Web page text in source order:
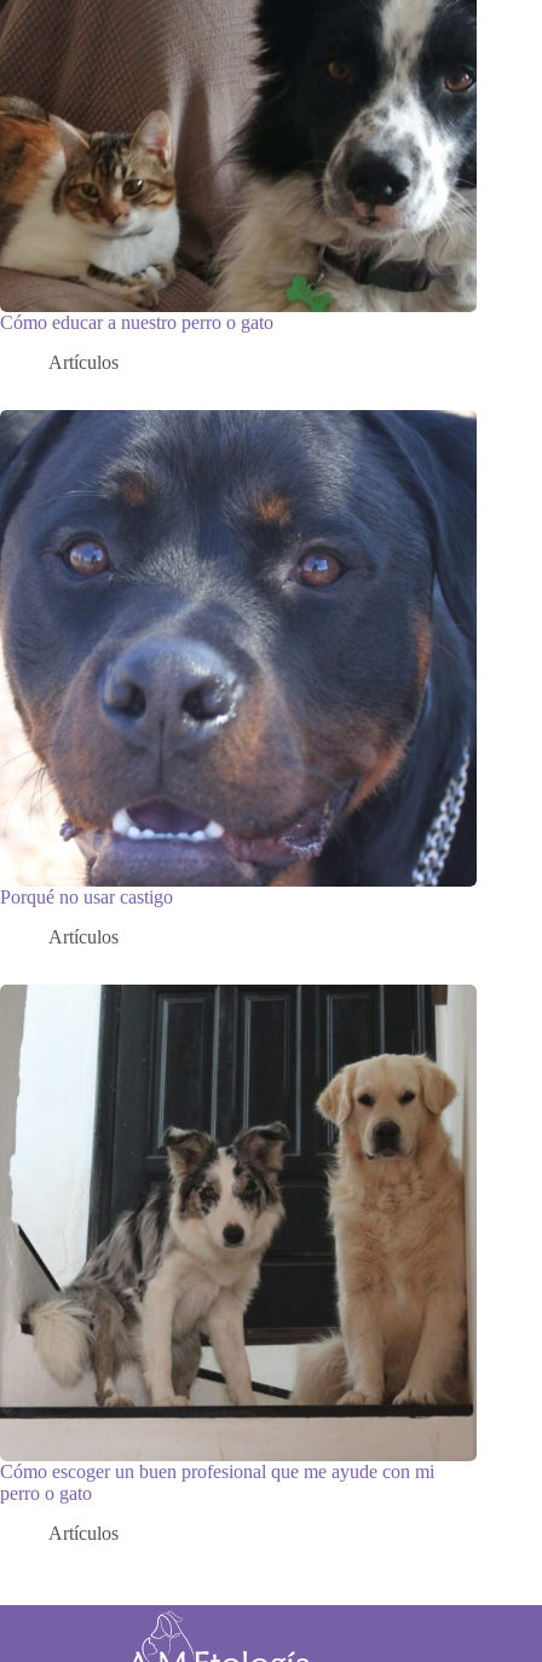
Cómo educar a nuestro perro o gato
Artículos
Porqué no usar castigo
Artículos
Cómo escoger un buen profesional que me ayude con mi
perro o gato
Artículos